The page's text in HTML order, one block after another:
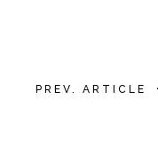
PREV. ARTICLE